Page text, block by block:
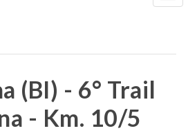
(BI) - 6° Trail
- Km. 10/5